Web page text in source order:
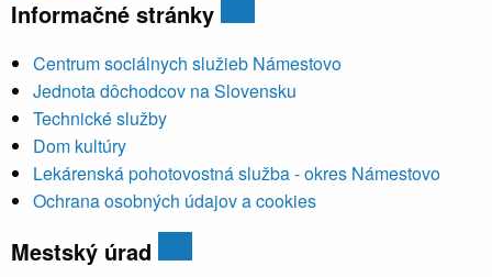
Informačné stránky
Centrum sociálnych služieb Námestovo
Jednota dôchodcov na Slovensku
Technické služby
Dom kultúry
Lekárenská pohotovostná služba - okres Námestovo
Ochrana osobných údajov a cookies
Mestský úrad